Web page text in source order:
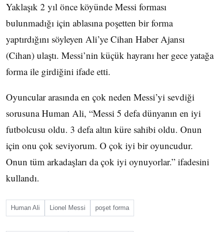
Yaklaşık 2 yıl önce köyünde Messi forması
bulunmadığı için ablasına poşetten bir forma
yaptırdığını söyleyen Ali’ye Cihan Haber Ajansı
(Cihan) ulaştı. Messi’nin küçük hayranı her gece yatağa
forma ile girdiğini ifade etti.
Oyuncular arasında en çok neden Messi’yi sevdiği
sorusuna Human Ali, “Messi 5 defa dünyanın en iyi
futbolcusu oldu. 3 defa altın küre sahibi oldu. Onun
için onu çok seviyorum. O çok iyi bir oyuncudur.
Onun tüm arkadaşları da çok iyi oynuyorlar.” ifadesini
kullandı.
Human Ali Lionel Messi poşet forma